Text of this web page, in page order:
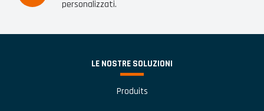
personalizzati.
LE NOSTRE SOLUZIONI
Produits